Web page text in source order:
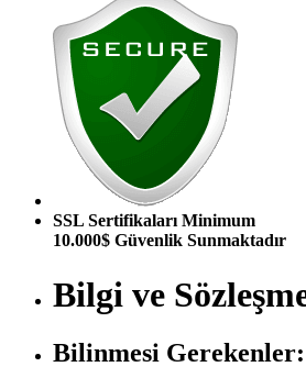
SSL Sertifikaları Minimum
10.000$ Güvenlik Sunmaktadır
Bilgi ve
Bilinmesi Gerekenler: